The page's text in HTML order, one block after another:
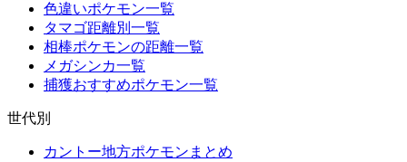
色違いポケモン一覧
タマゴ距離別一覧
相棒ポケモンの距離一覧
メガシンカ一覧
捕獲おすすめポケモン一覧
世代別
カントー地方ポケモンまとめ